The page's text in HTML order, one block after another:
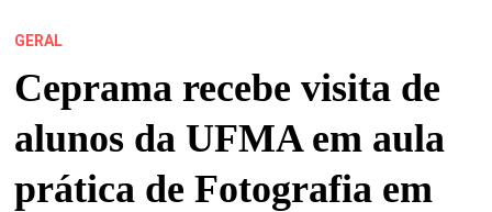
GERAL
Ceprama recebe visita de
alunos da UFMA em aula
prática de Fotografia em